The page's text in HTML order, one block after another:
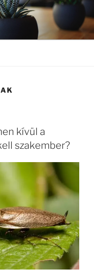
kívül a
szakember?